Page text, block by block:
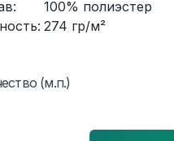
100% полиэстер
274 гр/м²
(м.п.)